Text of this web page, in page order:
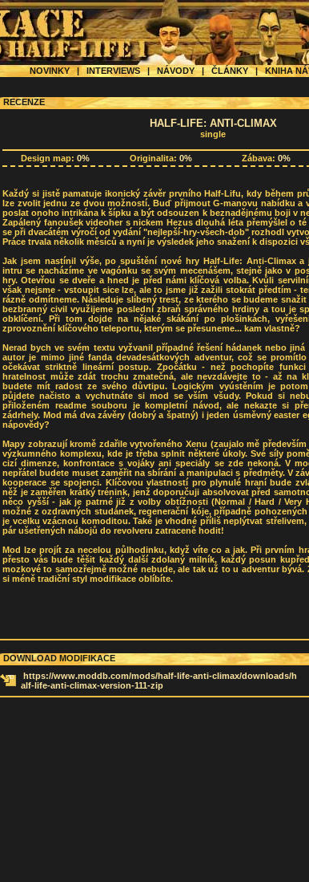
NOVINKY | INTERVIEWS|NÁVODY|ČLÁNKY|KNIHA
RECENZE
HALF-LIFE: ANTI-CLIMAX
single
Design map: 0% Originalita: 0% Zábava: 0%
Každý si jistě pamatuje ikonický závěr prvního Half-Lifu, kdy během
lze zvolit jednu ze dvou možností. Buď přijmout G-manovu nabídku a
poslat onoho intrikána k šípku a být odsouzen k beznadějnému boji v
Zapálený fanoušek videoher s nickem Hezus dlouhá léta přemýšlel o té
se při dvacátém výročí od vydání "nejlepší-hry-všech-dob" rozhodl
Práce trvala několik měsíců a nyní je výsledek jeho snažení k dispozici
Jak jsem nastínil výše, po spuštění nové hry Half-Life: Anti-Climax a
intru se nacházíme ve vagónku se svým mecenášem, stejně jako v
hry. Otevřou se dveře a hned je před námi klíčová volba. Kvůli
však nejsme - vstoupit sice lze, ale to jsme již zažili stokrát předtím -
rázně odmítneme. Následuje slíbený trest, ze kterého se budeme
bezbranný civil využijeme poslední zbraň správného hrdiny a tou je
obklíčení. Při tom dojde na nějaké skákání po plošinkách,
zprovoznění klíčového teleportu, kterým se přesuneme... kam vlastně?
Nerad bych ve svém textu vyžvanil případné řešení hádanek nebo
autor je mimo jiné fanda devadesátkových adventur, což se
očekávat striktně lineární postup. Zpočátku - než pochopíte
hratelnost může zdát trochu zmatečná, ale nevzdávejte to - až na
budete mít radost ze svého důvtipu. Logickým vyústěním je
půjdete načisto a vychutnáte si mod se vším všudy. Pokud si
přiloženém readme souboru je kompletní návod, ale nekazte si
zádrhely. Mod má dva závěry (dobrý a špatný) i jeden úsměvný easter
nápovědy?
Mapy zobrazují kromě zdařile vytvořeného Xenu (zaujalo mě
výzkumného komplexu, kde je třeba splnit některé úkoly. Své síly
cizí dimenze, konfrontace s vojáky ani speciály se zde nekoná. V
nepřátel budete muset zaměřit na sbírání a manipulaci s předměty. V
kooperace se spojenci. Klíčovou vlastností pro plynulé hraní bude
něž je zaměřen krátký trénink, jenž doporučuji absolvovat před
něco vyšší - jak je patrné již z volby obtížnosti (Normal / Hard / Very
možné z ozdravných studánek, regenerační kóje, případně
je vcelku vzácnou komoditou. Také je vhodné příliš neplýtvat střelivem,
pár ušetřených nábojů do revolveru zatraceně hodit!
Mod lze projít za necelou půlhodinku, když víte co a jak. Při prvním
přesto vás bude těšit každý další zdolaný milník, každý posun
mozkové to samozřejmě možné nebude, ale tak už to u adventur bývá.
si méně tradiční styl modifikace oblíbíte.
DOWNLOAD MODIFIKACE
https://www.moddb.com/mods/half-life-anti-climax/downloads/h
alf-life-anti-climax-version-111-zip